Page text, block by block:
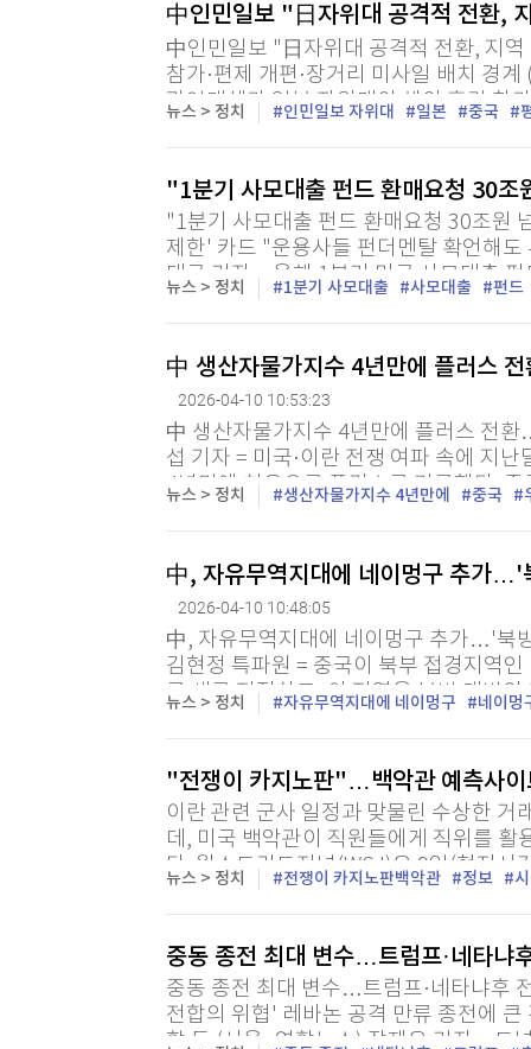
中인민일보 "日자위대 공격적 전환,
中인민일보 "日자위대 공격적 전환, 지
참가·편제 개편·장거리 미사일 배치 경
관영매체가 일본 자위대의 해외 훈련 참
계하며 국제 사회에 견제를 촉구했다. 중
뉴스 > 정치 인민일보 자위대 일본 중국
"1분기 사모대출 펀드 환매요청 30
"1분기 사모대출 펀드 환매요청 30조
제한' 카드 "운용사들 펀더멘탈 확언해
태균 기자 = 올해 1분기 미국 사모대출
조원을 넘는 것으로 추산된다고 파이낸
뉴스 > 정치 1분기 사모대출 사모대출 펀드
中 생산자물가지수 4년만에 플러스
2026-04-10 10:53:23
中 생산자물가지수 4년만에 플러스 전
섭 기자 = 미국·이란 전쟁 여파 속에 지
4년만에 처음으로 플러스를 기록했다.
PPI가 전년 동월 대비 0.5% 상승했다고
뉴스 > 정치 생산자물가지수 4년만에 중국
中, 자유무역지대에 네이멍구 추가…'
2026-04-10 10:48:05
中, 자유무역지대에 네이멍구 추가…'북
김현정 특파원 = 중국이 북부 접경지역
로 새로 지정하고, 이 지역을 북방 개방
영 신화통신에 따르면 중국 국무원은 전
뉴스 > 정치 자유무역지대에 네이멍구 네이멍
"전쟁이 카지노판"…백악관 예측사
이란 관련 군사 일정과 맞물린 수상한 거
데, 미국 백악관이 직원들에게 직위를
다. 월스트리트저널(WSJ)은 9일(현지시
난달 24일 직원들에게 이메일을 보내 이
뉴스 > 정치 전쟁이 카지노판백악관 정보
중동 종전 최대 변수…트럼프·네타냐
중동 종전 최대 변수…트럼프·네타냐후
전합의 위협' 레바논 공격 만류 종전에
할 듯 (서울=연합뉴스) 장재은 기자 = 도